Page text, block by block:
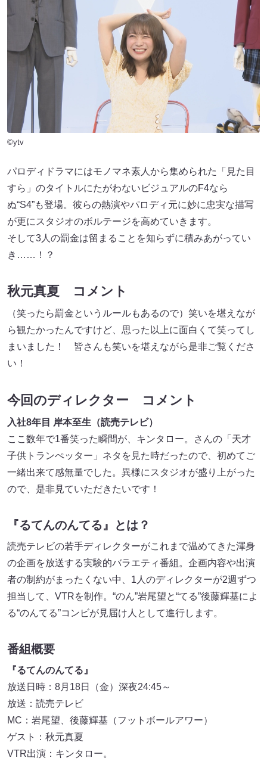
©ytv
パロディドラマにはモノマネ素人から集められた「見た目
すら」のタイトルにたがわないビジュアルのF4なら
ぬ“S4”も登場。彼らの熱演やパロディ元に妙に忠実な描写
が更にスタジオのボルテージを高めていきます。
そして3人の罰金は留まることを知らずに積みあがってい
き……！？
秋元真夏 コメント
（笑ったら罰金というルールもあるので）笑いを堪えなが
ら観たかったんですけど、思った以上に面白くて笑ってし
まいました！ 皆さんも笑いを堪えながら是非ご覧くださ
い！
今回のディレクター コメント
入社8年目 岸本至生（読売テレビ）
ここ数年で1番笑った瞬間が、キンタロー。さんの「天才
子供トランぺッター」ネタを見た時だったので、初めてご
一緒出来て感無量でした。異様にスタジオが盛り上がった
ので、是非見ていただきたいです！
『るてんのんてる』とは？
読売テレビの若手ディレクターがこれまで温めてきた渾身
の企画を放送する実験的バラエティ番組。企画内容や出演
者の制約がまったくない中、1人のディレクターが2週ずつ
担当して、VTRを制作。“のん”岩尾望と“てる”後藤輝基によ
る“のんてる”コンビが見届け人として進行します。
番組概要
『るてんのんてる』
放送日時：8月18日（金）深夜24:45～
放送：読売テレビ
MC：岩尾望、後藤輝基（フットボールアワー）
ゲスト：秋元真夏
VTR出演：キンタロー。